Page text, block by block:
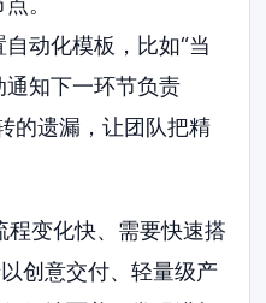
动化模板，比如“当
知下一环节负责
的遗漏，让团队把精
变化快、需要快速搭
创意交付、轻量级产